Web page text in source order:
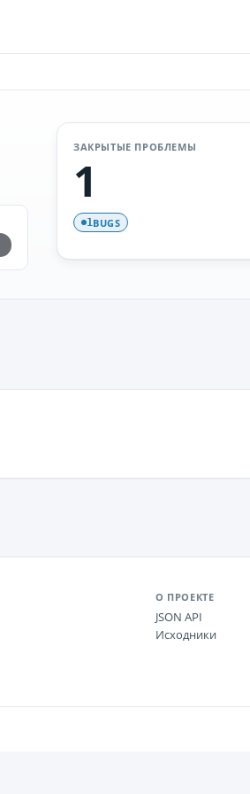
ЗАКРЫТЫЕ ПРОБЛЕМЫ
1
1BUGS
О ПРОЕКТЕ
JSON API
Исходники